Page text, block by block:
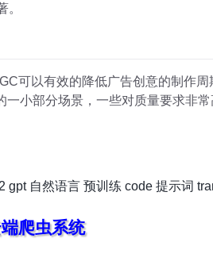
可以有效的降低广告创意的制作周
小部分场景，一些对质量要求非
gpt 自然语言 预训练 code 提示词
爬虫系统